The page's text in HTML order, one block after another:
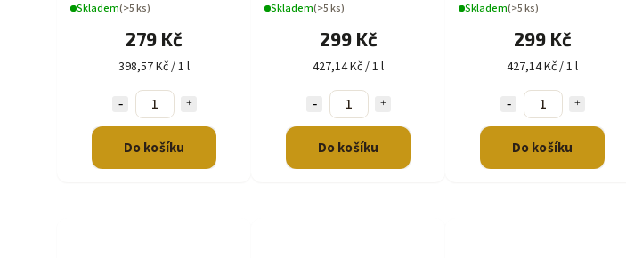
Skladem(>5 ks)
279 Kč
398,57 Kč / 1 l
Do košíku
Skladem(>5 ks)
299 Kč
427,14 Kč / 1 l
Do košíku
Skladem(>5 ks)
299 Kč
427,14 Kč / 1 l
Do košíku